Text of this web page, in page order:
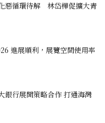
惡循環待解 林岱樺促擴大青
進展順利，展覽空間使用率
銀行展開策略合作 打通海灣